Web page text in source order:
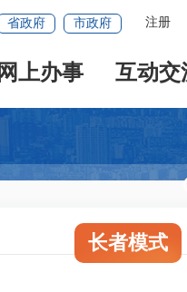
注册
省政府 市政府
网上办事 互动交
长者模式